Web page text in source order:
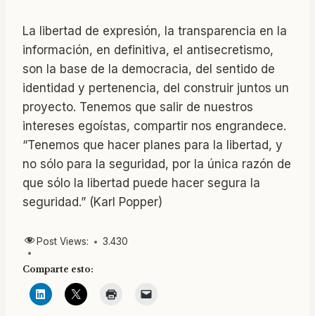
La libertad de expresión, la transparencia en la
información, en definitiva, el antisecretismo,
son la base de la democracia, del sentido de
identidad y pertenencia, del construir juntos un
proyecto. Tenemos que salir de nuestros
intereses egoístas, compartir nos engrandece.
“Tenemos que hacer planes para la libertad, y
no sólo para la seguridad, por la única razón de
que sólo la libertad puede hacer segura la
seguridad.” (Karl Popper)
Post Views: 3.430
Comparte esto: